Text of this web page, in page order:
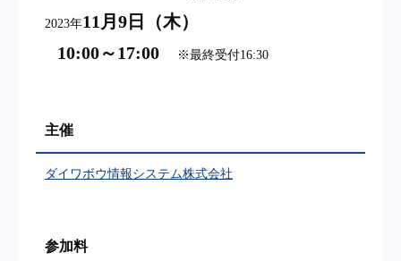
2023年11月9日（木）
10:00～17:00
※最終受付16:30
主催
ダイワボウ情報システム株式会社
参加料